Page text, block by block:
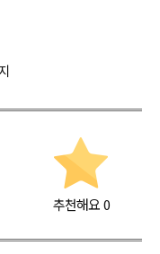
추천해요 0